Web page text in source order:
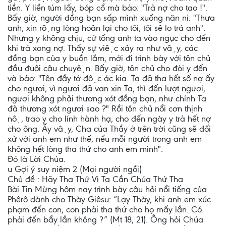
tiền. Y liền túm lấy, bóp cổ mà bảo: "Trả nợ cho tao !".
Bấy giờ, người đồng bạn sấp mình xuống năn nỉ: "Thưa
anh, xin rộng lòng hoãn lại cho tôi, tôi sẽ lo trả anh".
Nhưng y không chịu, cứ tống anh ta vào ngục cho đến
khi trả xong nợ. Thấy sự việc xảy ra như vậy, các
đồng bạn của y buồn lắm, mới đi trình bày với tôn chủ
đầu đuôi câu chuyện. Bấy giờ, tôn chủ cho đòi y đến
và bảo: "Tên đầy tớ độc ác kia. Ta đã tha hết số nợ ấy
cho ngươi, vì ngươi đã van xin Ta, thì đến lượt ngươi,
ngươi không phải thương xót đồng bạn, như chính Ta
đã thương xót ngươi sao ?" Rồi tôn chủ nổi cơn thịnh
nộ, trao y cho lính hành hạ, cho đến ngày y trả hết nợ
cho ông. Ấy vậy, Cha của Thầy ở trên trời cũng sẽ đối
xử với anh em như thế, nếu mỗi người trong anh em
không hết lòng tha thứ cho anh em mình".
Đó là Lời Chúa.
u Gợi ý suy niệm 2 (Mọi người ngồi)
Chủ đề : Hãy Tha Thứ Vì Ta Cần Chúa Thứ Tha
Bài Tin Mừng hôm nay trình bày câu hỏi nổi tiếng của
Phêrô dành cho Thày Giêsu: “Lạy Thày, khi anh em xúc
phạm đến con, con phải tha thứ cho họ mấy lần. Có
phải đến bẩy lần không ?” (Mt 18, 21). Ông hỏi Chúa